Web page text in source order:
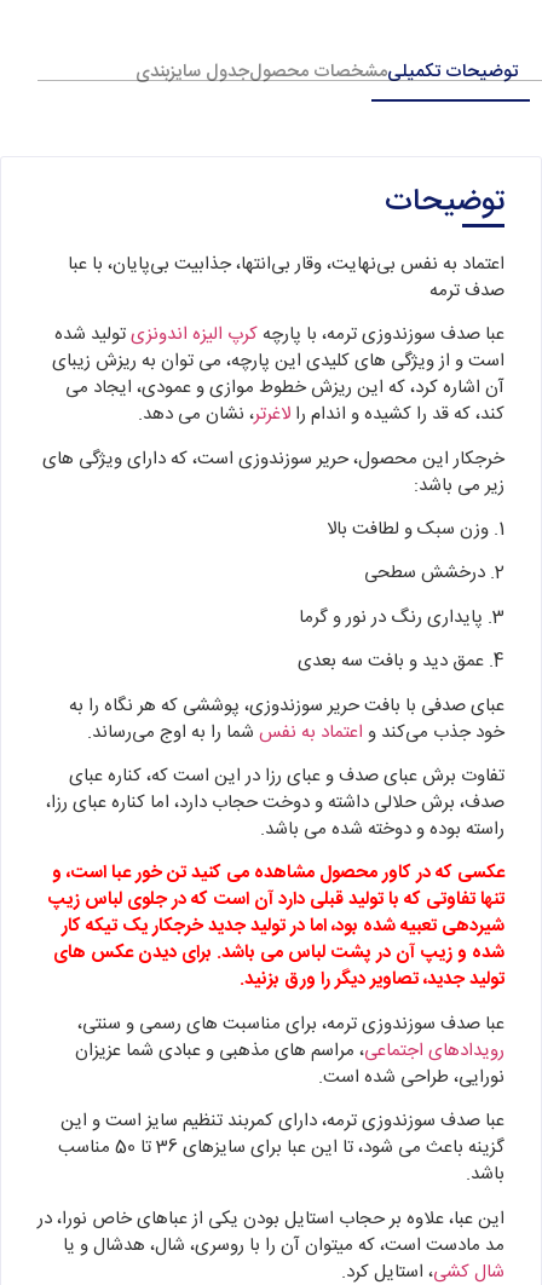
توضیحات تکمیلیمشخصات محصولجدول سایزبندی
توضیحات
اعتماد به‌ نفس بی‌نهایت، وقار بی‌انتها، جذابیت بی‌پایان، با عبا
صدف ترمه
عبا صدف سوزندوزی ترمه، با پارچه کرپ الیزه اندونزیتولید شده
است و از ویژگی های کلیدی این پارچه، می توان به ریزش زیبای
آن اشاره کرد، که این ریزش خطوط موازی و عمودی، ایجاد می
کند، که قد را کشیده و اندام را لاغرتر، نشان می دهد.
خرجکار این محصول، حریر سوزندوزی است، که دارای ویژگی های
زیر می باشد:
1. وزن سبک و لطافت بالا
2. درخشش سطحی
3. پایداری رنگ در نور و گرما
4. عمق دید و بافت سه‌ بعدی
عبای صدفی با بافت حریر سوزندوزی، پوششی که هر نگاه را به‌
خود جذب می‌کند و اعتماد به نفس شما را به اوج می‌رساند.
تفاوت برش عبای صدف و عبای رزا در این است که، کناره عبای
صدف، برش حلالی داشته و دوخت حجاب دارد، اما کناره عبای رزا،
راسته بوده و دوخته شده می باشد.
عکسی که در کاور محصول مشاهده می کنید تن خور عبا است، و
تنها تفاوتی که با تولید قبلی دارد آن است که در جلوی لباس زیپ
شیردهی تعبیه شده بود، اما در تولید جدید خرجکار یک تیکه کار
شده و زیپ آن در پشت لباس می باشد. برای دیدن عکس های
تولید جدید، تصاویر دیگر را ورق بزنید.
عبا صدف سوزندوزی ترمه، برای مناسبت های رسمی و سنتی،
رویدادهای اجتماعی، مراسم های مذهبی و عبادی شما عزیزان
نورایی، طراحی شده است.
عبا صدف سوزندوزی ترمه، دارای کمربند تنظیم سایز است و این
گزینه باعث می شود، تا این عبا برای سایزهای 36 تا 50 مناسب
باشد.
این عبا، علاوه بر حجاب استایل بودن یکی از عباهای خاص نورا، در
مد مادست است، که میتوان آن را با روسری، شال، هدشال و یا
شال کشی، استایل کرد.